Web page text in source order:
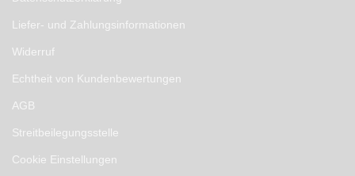
Liefer- und Zahlungsinformationen
Widerruf
Echtheit von Kundenbewertungen
AGB
Streitbeilegungsstelle
Cookie Einstellungen